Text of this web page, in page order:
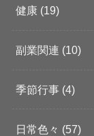
健康 (19)
副業関連 (10)
季節行事 (4)
日常色々 (57)